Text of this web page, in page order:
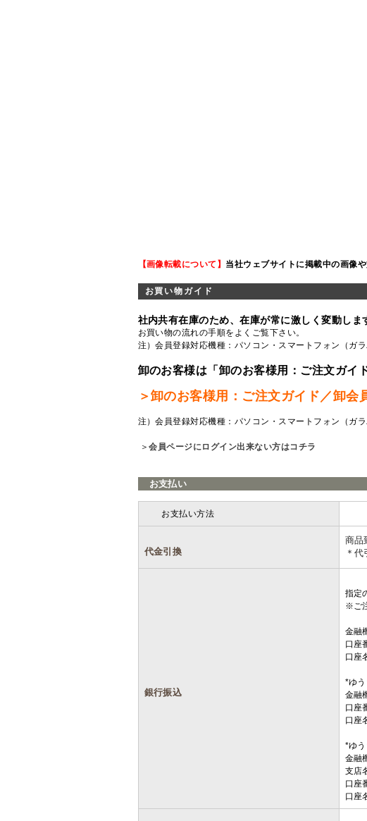
【画像転載について】 当社ウェブサイトに掲載中の画像
お買い物ガイド
社内共有在庫のため、在庫が常に激しく変動しま
お買い物の流れの手順をよくご覧下さい。
注）会員登録対応機種：パソコン・スマートフォン（ガ
卸のお客様は「卸のお客様用：ご注文ガイ
＞卸のお客様用：ご注文ガイド／卸会
注）会員登録対応機種：パソコン・スマートフォン（ガ
＞会員ページにログイン出来ない方はコチラ
お支払い
お支払い方法
代金引換
商品
＊
銀行振込
指定
※ご
金
口
口座
*ゆ
金融
口座
口座
*ゆ
金融
支店
口座
口座